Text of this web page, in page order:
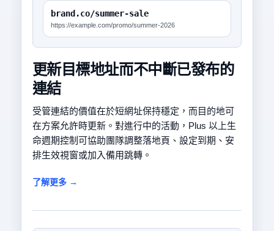
brand.co/summer-sale
https://example.com/promo/summer-2026
更新目標地址而不中斷已發布的
連結
受管連結的價值在於短網址保持穩定，而目的地可
在方案允許時更新。對進行中的活動，Plus 以上生
命週期控制可協助團隊調整落地頁、設定到期、安
排生效視窗或加入備用跳轉。
了解更多 →